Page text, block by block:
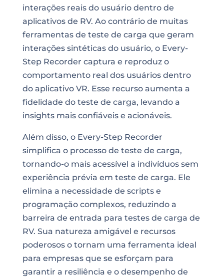
interações reais do usuário dentro de
aplicativos de RV. Ao contrário de muitas
ferramentas de teste de carga que geram
interações sintéticas do usuário, o Every-
Step Recorder captura e reproduz o
comportamento real dos usuários dentro
do aplicativo VR. Esse recurso aumenta a
fidelidade do teste de carga, levando a
insights mais confiáveis e acionáveis.
Além disso, o Every-Step Recorder
simplifica o processo de teste de carga,
tornando-o mais acessível a indivíduos sem
experiência prévia em teste de carga. Ele
elimina a necessidade de scripts e
programação complexos, reduzindo a
barreira de entrada para testes de carga de
RV. Sua natureza amigável e recursos
poderosos o tornam uma ferramenta ideal
para empresas que se esforçam para
garantir a resiliência e o desempenho de